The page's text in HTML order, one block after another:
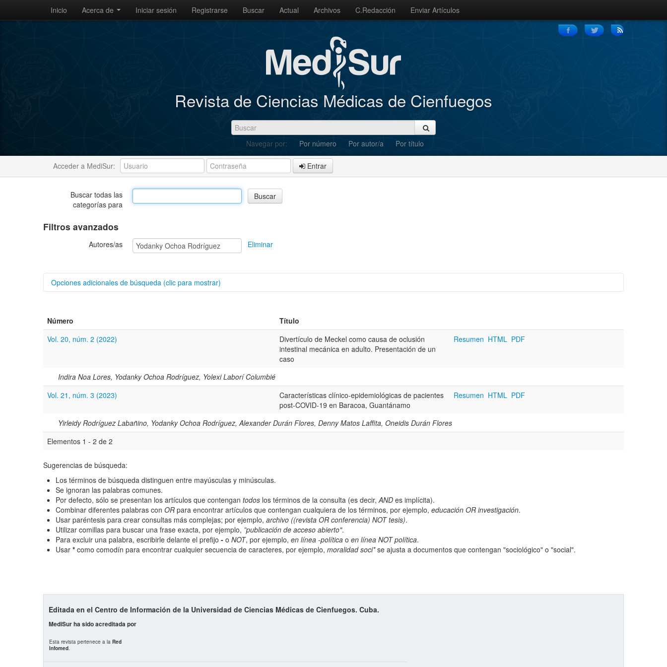
Inicio Acerca de Iniciar sesión Registrarse Buscar Actual Archivos C.Redacción Enviar Artículos
Revista de Ciencias Médicas de Cienfuegos
Navegar por: Por número Por autor/a Por título
Acceder a MediSur: Entrar
Buscar todas las
categorías para
Filtros avanzados
Autores/as Eliminar
Opciones adicionales de búsqueda (clic para mostrar)
Texto completo
Archivo(s) adicional(es)
Fecha
Hasta
Términos de indexación
Disciplinas
Palabras clave
Tipo (método/enfoque)
del índice
Número
Título
Vol. 20, núm. 2 (2022)
Divertículo de Meckel como causa de oclusión
intestinal mecánica en adulto. Presentación de un
caso
Resumen HTML PDF
Indira Noa Lores, Yodanky Ochoa Rodríguez, Yolexi Laborí Columbié
Vol. 21, núm. 3 (2023)
Características clínico-epidemiológicas de pacientes
post-COVID-19 en Baracoa, Guantánamo
Resumen HTML PDF
Yirleidy Rodríguez Labañino, Yodanky Ochoa Rodríguez, Alexander Durán Flores, Denny Matos Laffita, Oneidis Durán Flores
Elementos 1 - 2 de 2
Sugerencias de búsqueda:
Los términos de búsqueda distinguen entre mayúsculas y minúsculas.
Se ignoran las palabras comunes.
Por defecto, sólo se presentan los artículos que contengan todos los términos de la consulta (es decir, AND es implícita).
Combinar diferentes palabras con OR para encontrar artículos que contengan cualquiera de los términos, por ejemplo, educación OR investigación.
Usar paréntesis para crear consultas más complejas; por ejemplo, archivo ((revista OR conferencia) NOT tesis).
Utilizar comillas para buscar una frase exacta, por ejemplo, ”publicación de acceso abierto".
Para excluir una palabra, escribirle delante el prefijo - o NOT, por ejemplo, en línea -política o en línea NOT política.
Usar * como comodín para encontrar cualquier secuencia de caracteres, por ejemplo, moralidad soci*se ajusta a documentos que contengan "sociológico" o "social".
Editada en el Centro de Información de la Universidad de Ciencias Médicas de Cienfuegos. Cuba.
MediSur ha sido acreditada por
Esta revista pertenece a la Red
Infomed